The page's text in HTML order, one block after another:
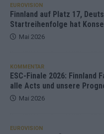
EUROVISION
Finnland auf Platz 17,
Startreihenfolge hat
Mai 2026
KOMMENTAR
ESC-Finale 2026:
alle Acts und unsere
Mai 2026
EUROVISION